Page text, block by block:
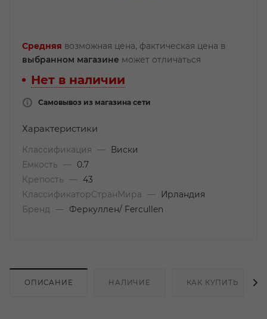
Средняя возможная цена, фактическая цена в
выбранном магазине может отличаться
Нет в наличии
Самовывоз из магазина сети
Характеристики
Классификация —
Виски
Емкость
—
0.7
Крепость
— 43
КлассификаторСтранМира
—
Ирландия
Бренд
— Феркуллен/ Fercullen
ОПИСАНИЕ НАЛИЧИЕ КАК КУПИТЬ